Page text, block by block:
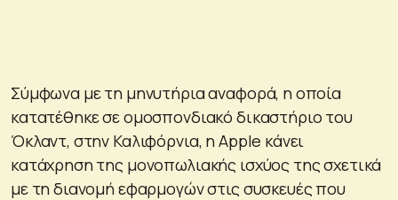
Σύμφωνα με τη μηνυτήρια αναφορά, η οποία
κατατέθηκε σε ομοσπονδιακό δικαστήριο του
Όκλαντ, στην Καλιφόρνια, η Apple κάνει
κατάχρηση της μονοπωλιακής ισχύος της σχετικά
με τη διανομή εφαρμογών στις συσκευές που